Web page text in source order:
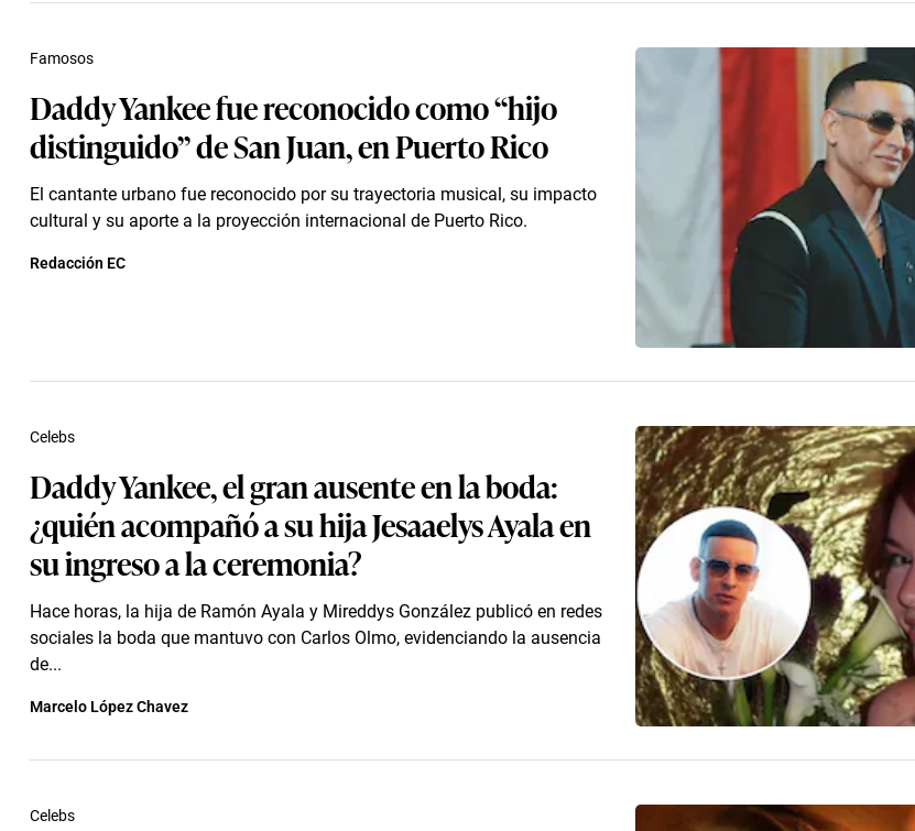
Daddy Yankee fue reconocido como “hijo
distinguido” de San Juan, en Puerto Rico
El cantante urbano fue reconocido por su trayectoria musical, su impacto
cultural y su aporte a la proyección internacional de Puerto Rico.
Famosos
Redacción EC
Daddy Yankee, el gran ausente en la boda:
¿quién acompañó a su hija Jesaaelys Ayala en
su ingreso a la ceremonia?
Hace horas, la hija de Ramón Ayala y Mireddys González publicó en redes
sociales la boda que mantuvo con Carlos Olmo, evidenciando la ausencia
de...
Celebs
Marcelo López Chavez
Celebs